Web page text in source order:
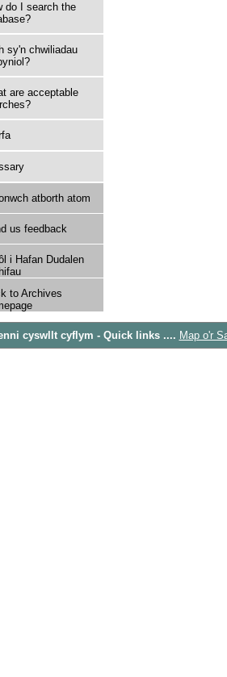
do I search the
sy'n chwiliadau
are acceptable
atborth atom
us feedback
i Hafan Dudalen
to Archives
cyswllt cyflym - Quick links .... Map o'r